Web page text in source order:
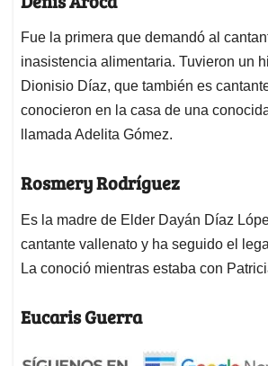
Fue la primera que demandó al
inasistencia alimentaria. Tuvieron un
Dionisio Díaz, que también es
conocieron en la casa de una
llamada Adelita Gómez.
Rosmery Rodríguez
Es la madre de Elder Dayán Díaz
cantante vallenato y ha seguido el
La conoció mientras estaba con
Eucaris Guerra